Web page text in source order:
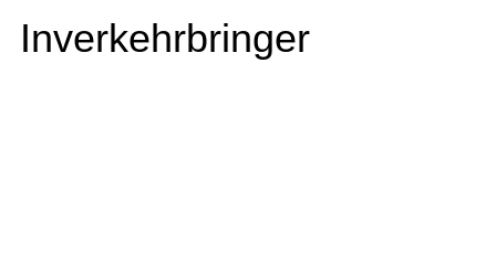
Inverkehrbringer